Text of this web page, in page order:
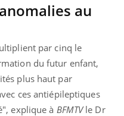
au
par cinq le
du futur enfant,
plus haut par
ces antiépileptiques
explique à BFMTVle Dr